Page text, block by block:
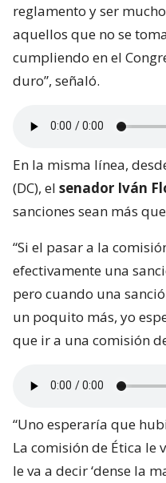
reglamento y ser
aquellos que no se
cumpliendo en el
duro”, señaló.
En la misma línea,
(DC), el senador Iván
sanciones sean más
“Si el pasar a la
efectivamente una
pero cuando una
un poquito más, yo
que ir a una comisión
“Uno esperaría que
La comisión de Ética le
le va a decir ‘dense la